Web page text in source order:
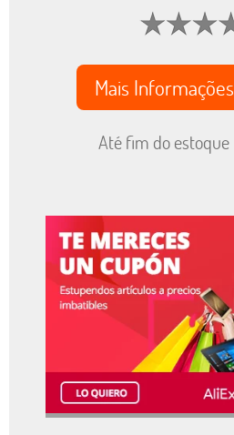
Mais Informações
Até fim do estoque